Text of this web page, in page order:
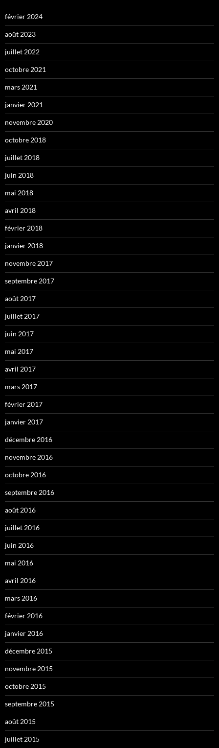
février 2024
août 2023
juillet 2022
octobre 2021
mars 2021
janvier 2021
novembre 2020
octobre 2018
juillet 2018
juin 2018
mai 2018
avril 2018
février 2018
janvier 2018
novembre 2017
septembre 2017
août 2017
juillet 2017
juin 2017
mai 2017
avril 2017
mars 2017
février 2017
janvier 2017
décembre 2016
novembre 2016
octobre 2016
septembre 2016
août 2016
juillet 2016
juin 2016
mai 2016
avril 2016
mars 2016
février 2016
janvier 2016
décembre 2015
novembre 2015
octobre 2015
septembre 2015
août 2015
juillet 2015